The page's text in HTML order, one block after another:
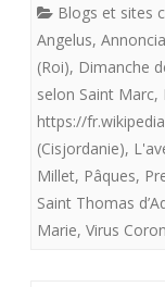
2020.
à
Blogs et sites
Angelus,
(Roi), Dimanche
selon Saint Marc,
https://
(Cisjordanie),
Millet, Pâques,
Saint Thomas
Marie, Virus